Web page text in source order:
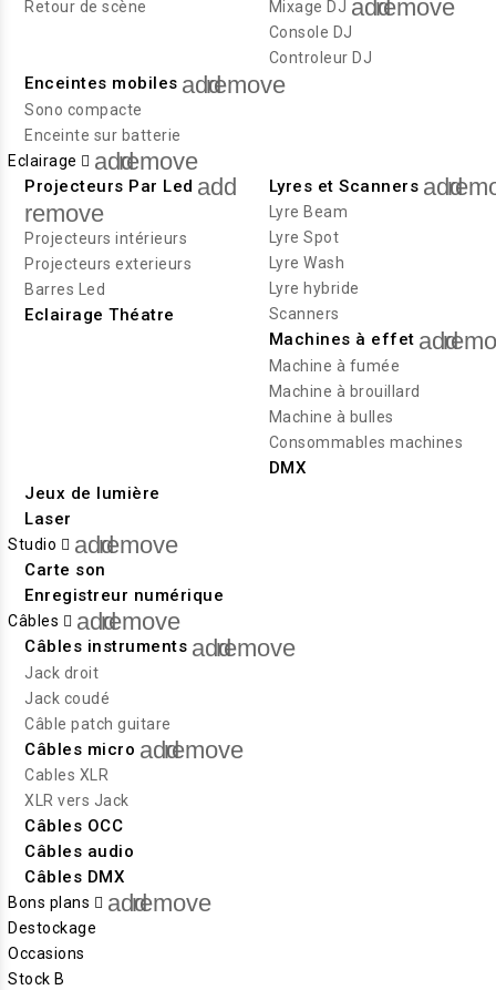
Retour de scène Mixage DJ addremove
Console DJ
Controleur DJ
Enceintes mobiles addremove
Sono compacte
Enceinte sur batterie
Eclairage
addremove
Projecteurs Par Led add
remove
Projecteurs intérieurs
Projecteurs exterieurs
Barres Led
Eclairage Théatre
Lyres et Scanners add
Lyre Beam
Lyre Spot
Lyre Wash
Lyre hybride
Scanners
Machines à effet add
Machine à fumée
Machine à brouillard
Machine à bulles
Consommables machines
DMX
Jeux de lumière
Laser
Studio addremove
Carte son
Enregistreur numérique
Câbles addremove
Câbles instruments addremove
Jack droit
Jack coudé
Câble patch guitare
Câbles micro addremove
Cables XLR
XLR vers Jack
Câbles OCC
Câbles audio
Câbles DMX
Bons plans addremove
Destockage
Occasions
Stock B